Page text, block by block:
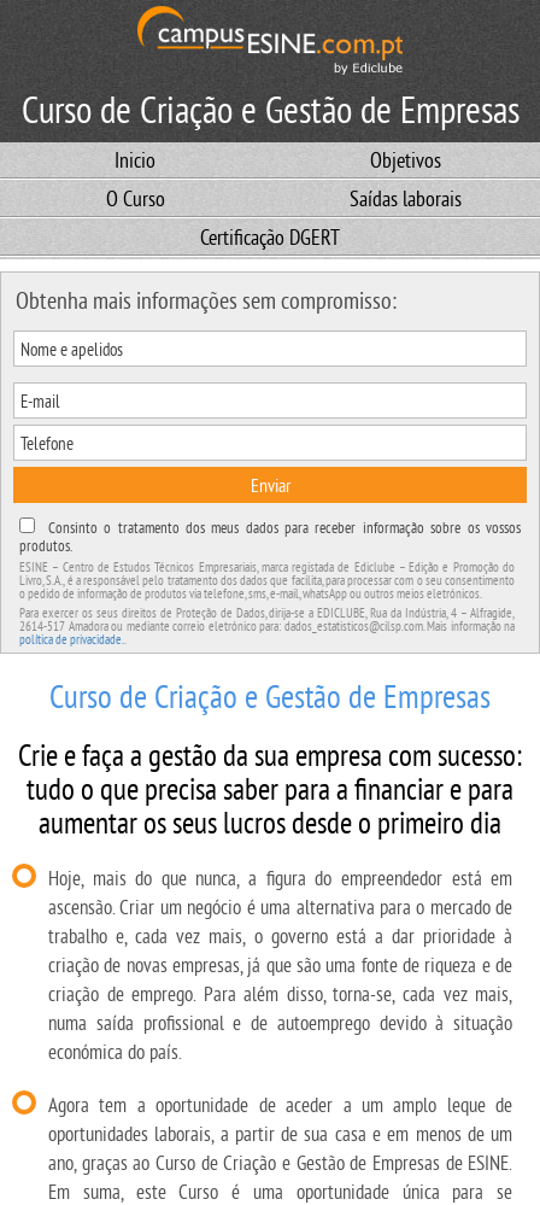
Curso de Criação e Gestão de Empresas
Inicio
Objetivos
O Curso
Saídas laborais
Certificação DGERT
Obtenha mais informações sem compromisso:
Enviar
Consinto o tratamento dos meus dados para receber informação sobre os vossos
produtos.
ESINE – Centro de Estudos Técnicos Empresariais, marca registada de Ediclube – Edição e Promoção do
Livro, S.A., é a responsável pelo tratamento dos dados que facilita, para processar com o seu consentimento
o pedido de informação de produtos via telefone, sms, e-mail, whatsApp ou outros meios eletrónicos.
Para exercer os seus direitos de Proteção de Dados, dirija-se a EDICLUBE, Rua da Indústria, 4 – Alfragide,
2614-517 Amadora ou mediante correio eletrónico para: dados_estatisticos@cilsp.com. Mais informação na
política de privacidade..
Curso de Criação e Gestão de Empresas
Crie e faça a gestão da sua empresa com sucesso:
tudo o que precisa saber para a financiar e para
aumentar os seus lucros desde o primeiro dia
Hoje, mais do que nunca, a figura do empreendedor está em
ascensão. Criar um negócio é uma alternativa para o mercado de
trabalho e, cada vez mais, o governo está a dar prioridade à
criação de novas empresas, já que são uma fonte de riqueza e de
criação de emprego. Para além disso, torna-se, cada vez mais,
numa saída profissional e de autoemprego devido à situação
económica do país.
Agora tem a oportunidade de aceder a um amplo leque de
oportunidades laborais, a partir de sua casa e em menos de um
ano, graças ao Curso de Criação e Gestão de Empresas de ESINE.
Em suma, este Curso é uma oportunidade única para se